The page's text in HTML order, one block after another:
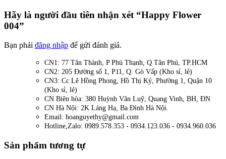
Hãy là người đầu tiên nhận xét “Happy Flower
004”
Bạn phải đăng nhập để gửi đánh giá.
CN1: 77 Tân Thành, P Phú Thạnh, Q Tân Phú, TP.HCM
CN2: 205 Đường số 1, P11, Q. Gò Vấp (Kho sỉ, lẻ)
CN3: Cc Lê Hồng Phong, Hồ Thị Kỷ, Phường 1, Quận 10
(Kho sỉ, lẻ)
CN Biên hòa: 380 Huỳnh Văn Luỹ, Quang Vinh, BH, ĐN
CN Hà Nội: 2K Láng Hạ, Ba Đình Hà Nội.
Email: hoanguyethy@gmail.com
Hotline,Zalo: 0989.578.353 - 0934.123.036 - 0934.960.036
Sản phẩm tương tự